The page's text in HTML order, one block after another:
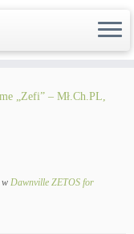
„Zefi” – Mł.Ch.PL,
w Dawnville ZETOS for